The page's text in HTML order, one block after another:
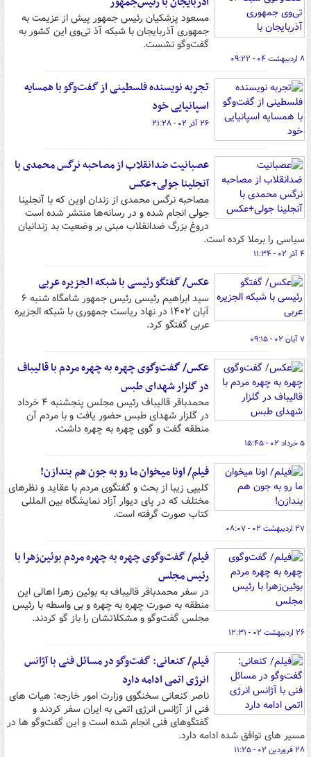
مسعود پزشکیان رئیس جمهور پیش از عزیمت به
جمهوری آذربایجان با شبکه آذ تی‌وی این کشور به
گفت‌وگو نشست.
۸ اردیبهشت ۰۴ - ۰۹:۲۲
تجربه نویسنده فلسطینی از گفت‌وگو با همسایه
اسپانیایی خود
۲۶ آذر ۰۲ - ۲۱:۲۸
عصبانیت ضدانقلاب از مصاحبه نرگس محمدی با
آنجلینا جولی+عکس
مصاحبه نرگس محمدی از زندان اوین که با آنجلینا
جولی انجام شده و در رسانه‌ها منتشر شده است
دروغ بزرگ ضدانقلاب مبنی بر وضعیت بد زندانیان
سیاسی را برملا کرده است.
۴ آذر ۰۲ - ۱۱:۳۴
عکس/ گفتگو رئیسی با شبکه الجزیره عربی
سید ابراهیم رئیسی رئیس جمهور شامگاه شنبه ۶
آبان ۱۴۰۲ در نهاد ریاست جمهوری با شبکه الجزیره
عربی گفتگو کرد.
۷ آبان ۰۲ - ۰۹:۱۵
عکس/ گفت‌‎وگوی چهره به چهره مردم با قالیباف
در گلزار شهدای طبس
محمدباقر قالیباف رئیس مجلس پنجشنبه ۴ خرداد
در گلزار شهدای طبس حضور یافت و با مردم آن
منطقه گفت و گوی چهره به چهره داشت.
۵ خرداد ۰۲ - ۱۵:۴۵
فیلم/ اونا میخوان ما رو به جون هم بندازن!
کلیپی زیبا از بحث و گفتگوی مردم با عقاید و نظرهای
مختلف که در پای دیوار آزاد نمایشگاه بین المللی
کتاب صورت گرفته است.
۲۷ اردیبهشت ۰۲ - ۰۸:۰۷
فیلم/ گفت‌وگوی چهره‌ به‌ چهره مردم بوئین‌زهرا با
رئیس مجلس
در سفر محمدباقر قالیباف به بوئین زهرا اهالی این
منطقه به صورت چهره به چهره و بی واسطه با رئیس
مجلس گفت‌وگو و مشکلاتشان را باز گو کردند.
۲۶ اردیبهشت ۰۲ - ۱۲:۳۱
فیلم/ کنعانی: گفت‌وگو در مسائل فنی با آژانس
انرژی اتمی ادامه دارد
ناصر کنعانی سخنگوی وزارت امور خارجه: هیات های
فنی از آژانس انرژی اتمی به ایران سفر کردند و
گفتگوهای فنی انجام شده است و این گفت‌وگو ها در
مسیر های توافق شده ادامه دارد.
۲۸ فروردین ۰۲ - ۱۱:۲۵